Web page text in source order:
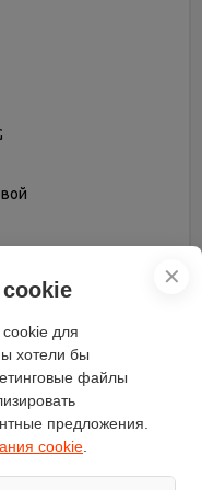
✕
для
хотели бы
файлы
предложения.
cookie